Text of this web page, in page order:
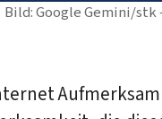
Bild: Google Gemini/